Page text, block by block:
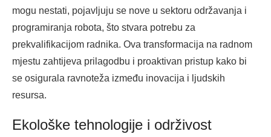
mogu nestati, pojavljuju se nove u sektoru održavanja i
programiranja robota, što stvara potrebu za
prekvalifikacijom radnika. Ova transformacija na radnom
mjestu zahtijeva prilagodbu i proaktivan pristup kako bi
se osigurala ravnoteža između inovacija i ljudskih
resursa.
Ekološke tehnologije i održivost